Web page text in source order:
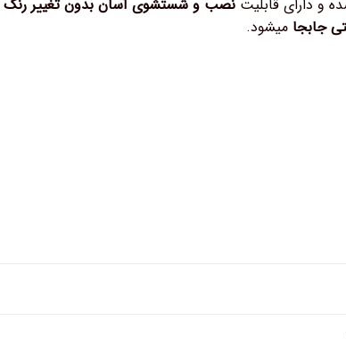
و دارای قابلیت نصب و شستشوی آسان بدون تغییر رنگ
جابجا میشود.